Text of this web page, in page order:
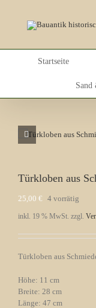
Startseite
Türkloben aus
25,00 € 4 vorrätig
inkl. 19 % MwSt. zzgl.
Türkloben aus
Höhe: 11 cm
Breite: 28 cm
Länge: 47 cm